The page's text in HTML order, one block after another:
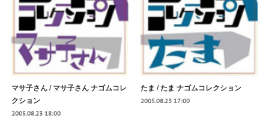
マサ子さん / マサ子さん ナゴムコレ
クション
2005.08.23 18:00
たま / たま ナゴムコレクション
2005.08.23 17:00